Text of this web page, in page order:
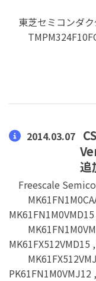
東芝セミコンダ
2014.03.07
追
Freescale
MK61FX512VMD15
PK61FN1M0VMJ12